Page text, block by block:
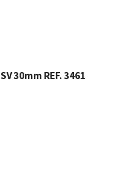
30mm REF. 3461